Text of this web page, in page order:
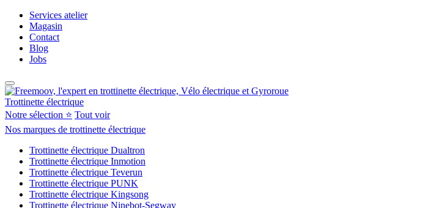
Services atelier
Magasin
Contact
Blog
Jobs
Trottinette électrique
Notre sélection ⭐ Tout voir
Nos marques de trottinette électrique
Trottinette électrique Dualtron
Trottinette électrique Inmotion
Trottinette électrique Teverun
Trottinette électrique PUNK
Trottinette électrique Kingsong
Trottinette électrique Ninebot-Segway